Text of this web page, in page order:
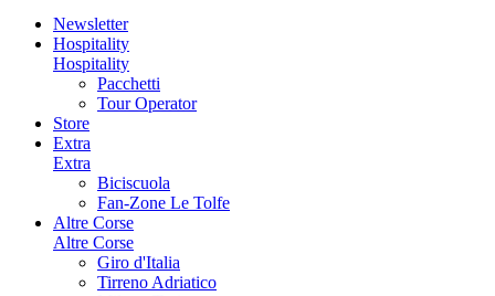
Newsletter
Hospitality
Hospitality
Pacchetti
Tour Operator
Store
Extra
Extra
Biciscuola
Fan-Zone Le Tolfe
Altre Corse
Altre Corse
Giro d'Italia
Tirreno Adriatico